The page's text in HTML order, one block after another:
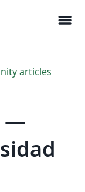
menu
articles
—